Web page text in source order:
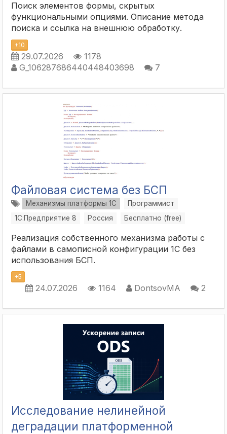
Поиск элементов формы, скрытых
функциональными опциями. Описание метода
поиска и ссылка на внешнюю обработку.
+10
29.07.2026
1178
G_106287686440448403698
7
Файловая система без БСП
Механизмы платформы 1С
Программист
1С:Предприятие 8
Россия Бесплатно (free)
Реализация собственного механизма работы с
файлами в самописной конфигурации 1С без
использования БСП.
+5
24.07.2026 1164 DontsovMA 2
Исследование нелинейной
деградации платформенной